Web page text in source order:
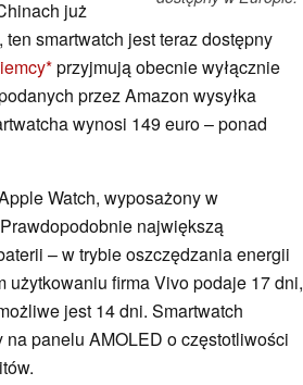
już
smartwatch jest teraz dostępny
przyjmują obecnie wyłącznie
przez Amazon wysyłka
wynosi 149 euro – ponad
Watch, wyposażony w
największą
– w trybie oszczędzania energii
użytkowaniu firma Vivo podaje 17 dni,
jest 14 dni. Smartwatch
panelu AMOLED o częstotliwości